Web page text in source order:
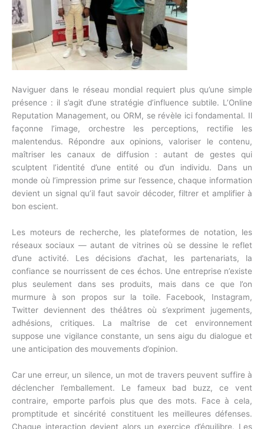
Naviguer dans le réseau mondial requiert plus qu’une simple
présence : il s’agit d’une stratégie d’influence subtile. L’Online
Reputation Management, ou ORM, se révèle ici fondamental. Il
façonne l’image, orchestre les perceptions, rectifie les
malentendus. Répondre aux opinions, valoriser le contenu,
maîtriser les canaux de diffusion : autant de gestes qui
sculptent l’identité d’une entité ou d’un individu. Dans un
monde où l’impression prime sur l’essence, chaque information
devient un signal qu’il faut savoir décoder, filtrer et amplifier à
bon escient.
Les moteurs de recherche, les plateformes de notation, les
réseaux sociaux — autant de vitrines où se dessine le reflet
d’une activité. Les décisions d’achat, les partenariats, la
confiance se nourrissent de ces échos. Une entreprise n’existe
plus seulement dans ses produits, mais dans ce que l’on
murmure à son propos sur la toile. Facebook, Instagram,
Twitter deviennent des théâtres où s’expriment jugements,
adhésions, critiques. La maîtrise de cet environnement
suppose une vigilance constante, un sens aigu du dialogue et
une anticipation des mouvements d’opinion.
Car une erreur, un silence, un mot de travers peuvent suffire à
déclencher l’emballement. Le fameux bad buzz, ce vent
contraire, emporte parfois plus que des mots. Face à cela,
promptitude et sincérité constituent les meilleures défenses.
Chaque interaction devient alors un exercice d’équilibre. Les